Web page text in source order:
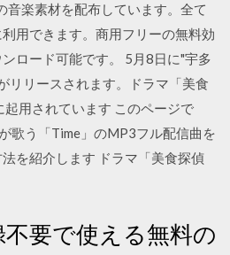
楽素材を配布しています。全て
用できます。商用フリーの無料効
ロード可能です。 5月8日に"宇多
リリースされます。ドラマ「美食
用されています このページで
歌う「Time」のMP3フル配信曲を
を紹介します ドラマ「美食探偵
要で使える無料の